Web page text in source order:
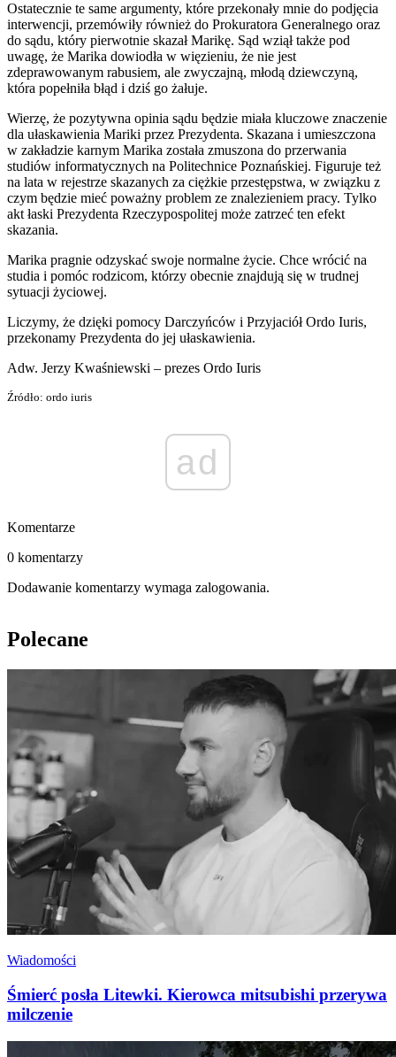
Ostatecznie te same argumenty, które przekonały mnie do podjęcia
interwencji, przemówiły również do Prokuratora Generalnego oraz
do sądu, który pierwotnie skazał Marikę. Sąd wziął także pod
uwagę, że Marika dowiodła w więzieniu, że nie jest
zdeprawowanym rabusiem, ale zwyczajną, młodą dziewczyną,
która popełniła błąd i dziś go żałuje.
Wierzę, że pozytywna opinia sądu będzie miała kluczowe znaczenie
dla ułaskawienia Mariki przez Prezydenta. Skazana i umieszczona
w zakładzie karnym Marika została zmuszona do przerwania
studiów informatycznych na Politechnice Poznańskiej. Figuruje też
na lata w rejestrze skazanych za ciężkie przestępstwa, w związku z
czym będzie mieć poważny problem ze znalezieniem pracy. Tylko
akt łaski Prezydenta Rzeczypospolitej może zatrzeć ten efekt
skazania.
Marika pragnie odzyskać swoje normalne życie. Chce wrócić na
studia i pomóc rodzicom, którzy obecnie znajdują się w trudnej
sytuacji życiowej.
Liczymy, że dzięki pomocy Darczyńców i Przyjaciół Ordo Iuris,
przekonamy Prezydenta do jej ułaskawienia.
Adw. Jerzy Kwaśniewski – prezes Ordo Iuris
Źródło: ordo iuris
ad
Komentarze
0 komentarzy
Dodawanie komentarzy wymaga zalogowania.
Polecane
Wiadomości
Śmierć posła Litewki. Kierowca mitsubishi przerywa
milczenie